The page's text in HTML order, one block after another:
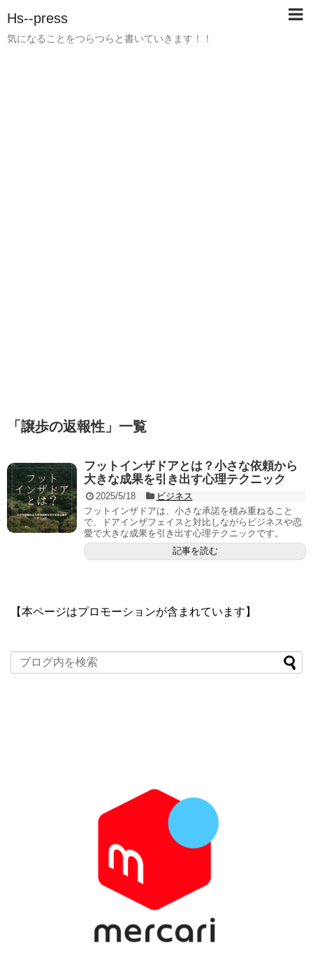
Hs--press
気になることをつらつらと書いていきます！！
「 譲歩の返報性 」 一覧
フットインザドアとは？小さな依頼から
大きな成果を引き出す心理テクニック
2025/5/18
ビジネス
フットインザドアは、小さな承諾を積み重ねること
で、ドアインザフェイスと対比しながらビジネスや恋
愛で大きな成果を引き出す心理テクニックです。
記事を読む
【本ページはプロモーションが含まれています】